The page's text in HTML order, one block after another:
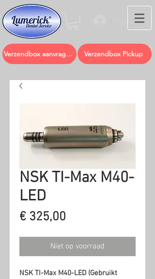
Inloggen
Verzendbox aanvragen Verzendbox Pickup
NSK TI-Max M40-
LED
€ 325,00
Niet op voorraad
NSK TI-Max M40-LED (Gebruikt